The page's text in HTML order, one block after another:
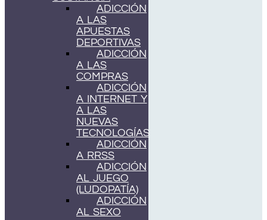
ADICCIÓN
A LAS
APUESTAS
DEPORTIVAS
ADICCIÓN
A LAS
COMPRAS
ADICCIÓN
A INTERNET Y
A LAS
NUEVAS
TECNOLOGÍAS
ADICCIÓN
A RRSS
ADICCIÓN
AL JUEGO
(LUDOPATÍA)
ADICCIÓN
AL SEXO